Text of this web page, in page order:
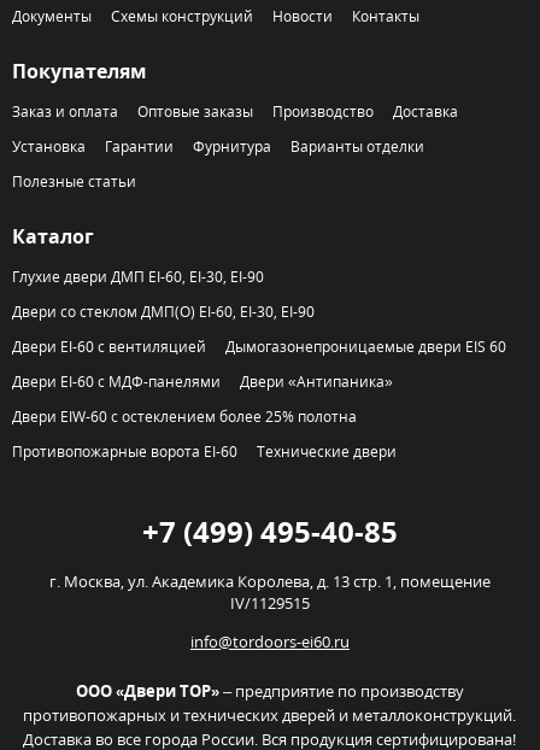
Документы
Схемы конструкций Новости Контакты
Покупателям
Заказ и оплата Оптовые заказы Производство
Доставка
Установка
Гарантии Фурнитура
Варианты отделки
Полезные статьи
Каталог
Глухие двери ДМП EI-60, EI-30, EI-90
Двери со стеклом ДМП(О) EI-60, EI-30, EI-90
Двери EI-60 с вентиляцией
Дымогазонепроницаемые двери EIS 60
Двери EI-60 с МДФ-панелями
Двери «Антипаника»
Двери EIW-60 с остеклением более 25% полотна
Противопожарные ворота EI-60
Технические двери
+7 (499) 495-40-85
г. Москва,ул. Академика Королева, д. 13 стр. 1, помещение
IV/1129515
info@tordoors-ei60.ru
ООО «Двери ТОР»– предприятие по производству
противопожарных и технических дверей и металлоконструкций.
Доставка во все города России. Вся продукция сертифицирована!